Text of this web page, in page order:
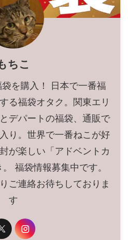
ちこ
を購入！ 日本で一番福
る福袋オタク。関東エリ
デパートの福袋、通販で
り。世界で一番ねこが好
が楽しい「アドベントカ
福袋情報募集中です。
ご連絡お待ちしておりま
す